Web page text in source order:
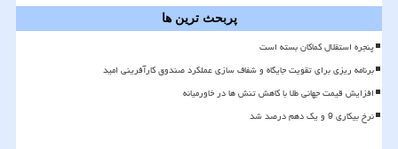
پربحث ترین ها
پنجره استقلال کماکان بسته است
برنامه ریزی برای تقویت جایگاه و شفاف سازی عملکرد صندوق کارآفرینی امید
افزایش قیمت جهانی طلا با کاهش تنش ها در خاورمیانه
نرخ بیکاری 9 و یک دهم درصد شد